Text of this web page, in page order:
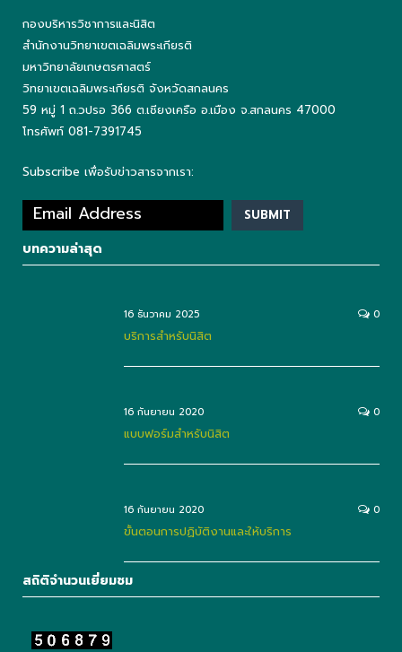
กองบริหารวิชาการและนิสิต
สำนักงานวิทยาเขตเฉลิมพระเกียรติ
มหาวิทยาลัยเกษตรศาสตร์
วิทยาเขตเฉลิมพระเกียรติ จังหวัดสกลนคร
59 หมู่ 1 ถ.วปรอ 366 ต.เชียงเครือ อ.เมือง จ.สกลนคร 47000
โทรศัพท์ 081-7391745
Subscribe เพื่อรับข่าวสารจากเรา:
บทความล่าสุด
16 ธันวาคม 2025 0
บริการสำหรับนิสิต
16 กันยายน 2020 0
แบบฟอร์มสำหรับนิสิต
16 กันยายน 2020 0
ขั้นตอนการปฏิบัติงานและให้บริการ
สถิติจำนวนเยี่ยมชม